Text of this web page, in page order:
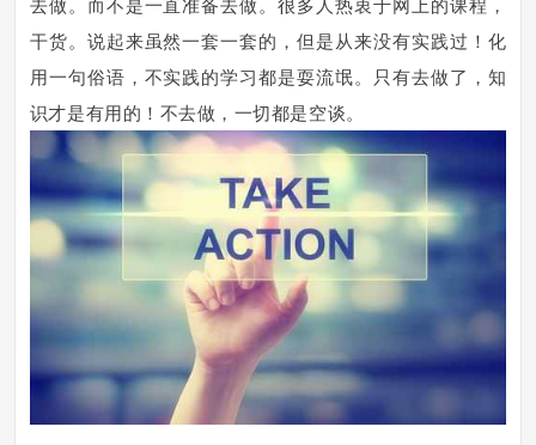
去做。而不是一直准备去做。很多人热衷于网上的课程，
干货。说起来虽然一套一套的，但是从来没有实践过！化
用一句俗语，不实践的学习都是耍流氓。只有去做了，知
识才是有用的！不去做，一切都是空谈。